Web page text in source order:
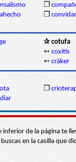
❒
❒ convidar
✰ cotufa
➳ coxitis
➳ cráker
❒
inferior de la página te
en la casilla que